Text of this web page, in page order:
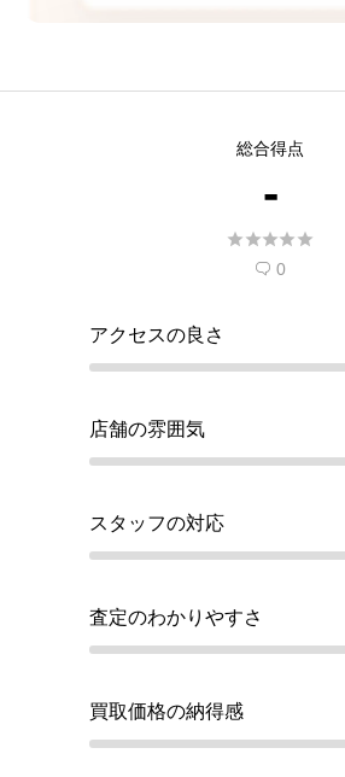
トする
人 がこの店舗での査定
望しています。
総合得点
-

 0
アクセスの良さ
店舗の雰囲気
スタッフの対応
査定のわかりやすさ
買取価格の納得感